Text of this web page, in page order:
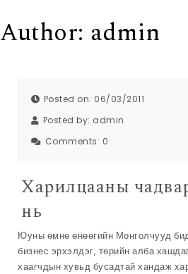
Author: admin
Posted on: 06/03/2011
Posted by: admin
Comments: 0
Харилцааны чадвар
нь
Юуны өмнө өнөөгийн Монголчууд
бизнес эрхэлдэг, төрийн алба
хаагчдын хувьд бусадтай хандаж